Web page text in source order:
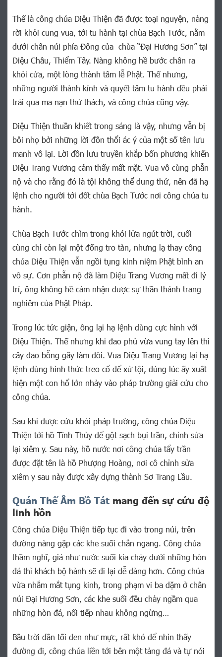
Thế là công chúa Diệu Thiện đã được toại nguyện, nàng
rời khỏi cung vua, tới tu hành tại chùa Bạch Tước, nằm
dưới chân núi phía Đông của chùa “Đại Hương Sơn” tại
Diệu Châu, Thiểm Tây. Nàng không hề bước chân ra
khỏi cửa, một lòng thành tâm lễ Phật. Thế nhưng,
những người thành kính và quyết tâm tu hành đều phải
trải qua ma nạn thử thách, và công chúa cũng vậy.
Diệu Thiện thuần khiết trong sáng là vậy, nhưng vẫn bị
bôi nhọ bởi những lời đồn thổi ác ý của một số tên lưu
manh vô lại. Lời đồn lưu truyền khắp bốn phương khiến
Diệu Trang Vương cảm thấy mất mặt. Vua vô cùng phẫn
nộ và cho rằng đó là tội không thể dung thứ, nên đã hạ
lệnh cho người tới đốt chùa Bạch Tước nơi công chúa tu
hành.
Chùa Bạch Tước chìm trong khói lửa ngút trời, cuối
cùng chỉ còn lại một đống tro tàn, nhưng lạ thay công
chúa Diệu Thiện vẫn ngồi tụng kinh niệm Phật bình an
vô sự. Cơn phẫn nộ đã làm Diệu Trang Vương mất đi lý
trí, ông không hề cảm nhận được sự thần thánh trang
nghiêm của Phật Pháp.
Trong lúc tức giận, ông lại hạ lệnh dùng cực hình với
Diệu Thiện. Thế nhưng khi đao phủ vừa vung tay lên thì
cây đao bỗng gãy làm đôi. Vua Diệu Trang Vương lại hạ
lệnh dùng hình thức treo cổ để xử tội, đúng lúc ấy xuất
hiện một con hổ lớn nhảy vào pháp trường giải cứu cho
công chúa.
Sau khi được cứu khỏi pháp trường, công chúa Diệu
Thiện tới hồ Tĩnh Thủy để gột sạch bụi trần, chỉnh sửa
lại xiêm y. Sau này, hồ nước nơi công chúa tẩy trần
được đặt tên là hồ Phượng Hoàng, nơi cô chỉnh sửa
xiêm y sau này được xây dựng thành Sơ Trang Lầu.
Quán Thế Âm Bồ Tát mang đến sự cứu độ
linh hồn
Công chúa Diệu Thiện tiếp tục đi vào trong núi, trên
đường nàng gặp các khe suối chắn ngang. Công chúa
thầm nghĩ, giá như nước suối kia chảy dưới những hòn
đá thì khách bộ hành sẽ đi lại dễ dàng hơn. Công chúa
vừa nhắm mắt tụng kinh, trong phạm vi ba dặm ở chân
núi Đại Hương Sơn, các khe suối đều chảy ngầm qua
những hòn đá, nối tiếp nhau không ngừng…
Bầu trời dần tối đen như mực, rất khó để nhìn thấy
đường đi, công chúa liền tới bên một tảng đá và tự nói